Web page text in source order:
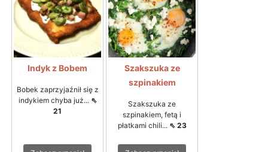
Indyk z Bobem
Bobek zaprzyjaźnił się z
indykiem chyba już... ⇖
21
Szakszuka ze
szpinakiem
Szakszuka ze
szpinakiem, fetą i
płatkami chili... ⇖ 23